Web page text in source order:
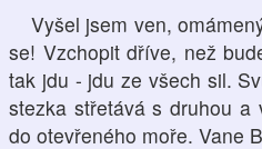
Vyšel jsem ven,
se! Vzchopit dříve, než
tak jdu - jdu ze všech sil.
stezka střetává s druhou
do otevřeného moře. Vane